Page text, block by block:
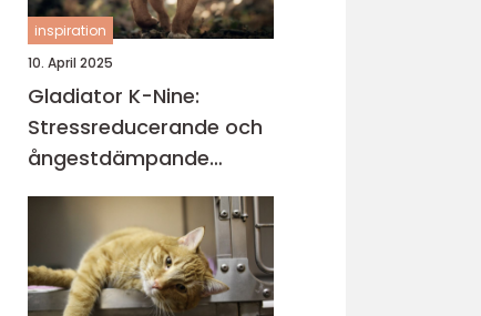
inspiration
10. April 2025
Gladiator K-Nine:
Stressreducerande och
ångestdämpande
hundhalsband